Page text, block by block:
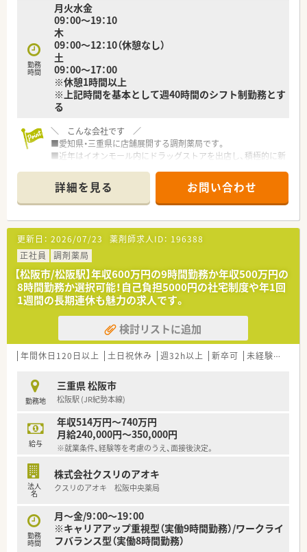
全店舗で地域連携薬局を目指している地域に根差した調剤薬局
です。
がん診療連携拠点病院等との密な連携を行いつつ、より高度な薬
学管理や、
高い専門性が求められる特殊な調剤に対応できる専門医療機関
連携薬局も取得しています。
本社から業界動向などの情報が常に発信されており、患者様や医
療機関と信頼関係を築きやすい体制があるのも認定薬局が増え
ている理由の1つです。
★安心して働ける環境と福利厚生制度
年間休日が「126日相当時間」と業界トップクラスのさくら薬局
では産休・育休の希望取得率も100％！長く働き続けるための環
境づくりを考え、ライフステージに応じた福利厚生をご用意して
います。
また、患者さまへの想いをカタチにする「リトルチャレンジ制
度」では「現場主義」を念頭に、
地域・店舗ごとに異なる患者さまのニーズやスタッフの思いを実
現する取り組みも行っています。
入社後もひとりひとりの薬剤師像に近しい多彩なキャリアステ
ップをご用意しております。
こうした働きやすい環境づくりに力を入れている『さくら薬局グ
ループ』でご活躍されてみませんか？
勤務
時間
月火水金
09：00～19：10
木
09：00～12：10（休憩なし）
土
09：00～17：00
※休憩1時間以上
※上記時間を基本として週40時間のシフト制勤務とす
る
＼ こんな会社です ／
■愛知県・三重県に店舗展開する調剤薬局です。
■近年はイオンモール内にドラッグストアを出店し、積極的に新
■イオン内のドラッグストアは珍しい海外コスメなどを取り揃
えた店舗作りを行っています。
■調剤薬局・ドラッグストアの運営のほか、医薬品のネット通販
事業にも注力をしています。
＼ こんな店舗です ／
■内科・糖尿病の科目を主に応需しており、勉強できる環境で
す。
■薬剤師は複数名在籍しており、安心してご勤務頂けます！
■松阪駅から車で約5分程度で通勤にも便利な薬局です。
＼ 働く魅力について ／
■管理薬剤師候補でのご入社であれば年収700万円程度まで相
談可能です
■遠方から着任して頂ける方には住宅手当の支給もございま
■転居を伴う異動はなく、地元に根付いて長くご勤務頂くことが
できます。
詳細を見る お問い合わせ
更新日： 2026/07/23 薬剤師求人ID： 196388
正社員
調剤薬局
【松阪市/松阪駅】年収600万円の9時間勤務か年収500万円の
8時間勤務か選択可能！自己負担5000円の社宅制度や年1回
1週間の長期連休も魅力の求人です。
検討リストに追加
年間休日120日以上 土日祝休み 週32h以上 新卒可 未経験可
勤務地
三重県 松阪市
松阪駅 (JR紀勢本線)
給与
年収514万円～740万円
月給240,000円～350,000円
※就業条件、経験等を考慮のうえ、面接後決定。
法人
名
株式会社クスリのアオキ
クスリのアオキ 松阪中央薬局
勤務
時間
月～金/9：00〜19：00
※キャリアアップ重視型（実働9時間勤務）/ワークライ
フバランス型（実働8時間勤務）